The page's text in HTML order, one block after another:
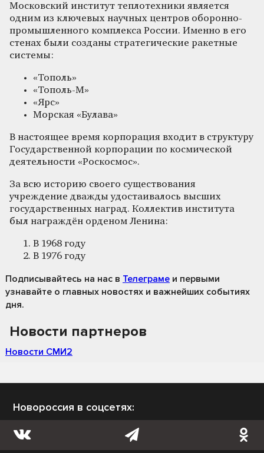
Московский институт теплотехники является
одним из ключевых научных центров оборонно-
промышленного комплекса России. Именно в его
стенах были созданы стратегические ракетные
системы:
«Тополь»
«Тополь-М»
«Ярс»
Морская «Булава»
В настоящее время корпорация входит в структуру
Государственной корпорации по космической
деятельности «Роскосмос».
За всю историю своего существования
учреждение дважды удостаивалось высших
государственных наград. Коллектив института
был награждён орденом Ленина:
В 1968 году
В 1976 году
Подписывайтесь на нас в Телеграме и первыми
узнавайте о главных новостях и важнейших событиях
дня.
Новости партнеров
Новости СМИ2
Новороссия в соцсетях: